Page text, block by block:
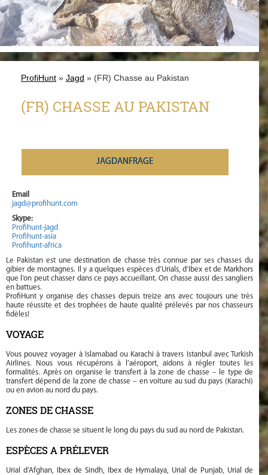
ProfiHunt » Jagd » (FR) Chasse au Pakistan
(FR) CHASSE AU PAKISTAN
JAGDANFRAGE
Email
jagd@profihunt.com
Skype:
Profihunt-jagd
Profihunt-asia
Profihunt-africa
Le Pakistan est une destination de chasse très connue par ses chasses du
gibier de montagnes. Il y a quelques espèces d’Urials, d’Ibex et de Markhors
que l’on peut chasser dans ce pays accueillant. On chasse aussi des sangliers
en battues.
ProfiHunt y organise des chasses depuis treize ans avec toujours une très
haute réussite et des trophées de haute qualité prélevés par nos chasseurs
fidèles!
VOYAGE
Vous pouvez voyager à Islamabad ou Karachi à travers Istanbul avec Turkish
Airlines. Nous vous récupérons à l’aéroport, aidons à régler toutes les
formalités. Après on organise le transfert à la zone de chasse – le type de
transfert dépend de la zone de chasse – en voiture au sud du pays (Karachi)
ou en avion au nord du pays.
ZONES DE CHASSE
Les zones de chasse se situent le long du pays du sud au nord de Pakistan.
ESPÈCES A PRÉLEVER
Urial d’Afghan, Ibex de Sindh, Ibex de Hymalaya, Urial de Punjab, Urial de